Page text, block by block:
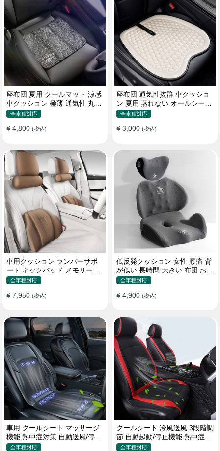
座布団 夏用 クールマット 涼感
車クッション 極薄 通気性 丸洗
いOK すずしい
全車種対応
¥ 4,800 (税込)
座布団 通気性抜群 車クッショ
ン 夏用 蒸れない オールシーズ
ン おしゃれ
全車種対応
¥ 3,000 (税込)
車用クッション ランバーサポ
ート ネックパッド メモリーフ
ォーム 疲労回復
全車種対応
¥ 7,950 (税込)
低反発クッション 女性 腰痛 背
が低い 長時間 大きい 布団 おし
ゃれ 運転 疲労回復
全車種対応
¥ 4,900 (税込)
車用 クールシート マッサージ
機能 熱中症対策 自動送風/停止
機能 24個強力ファン 取付簡単
全車種対応
クールシート 冷風送風 3段階調
節 自動起動/停止機能 熱中症対
策 夏 暑さ対策 取付簡単
全車種対応